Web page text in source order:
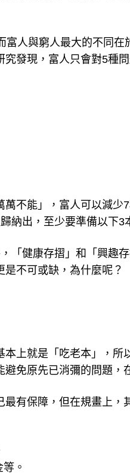
富人與窮人最大的不同
發現，富人只會對5種
不能」，富人可以減少
納出，至少要準備以下3
「健康存摺」和「興趣
不可或缺，為什麼呢？
上就是「吃老本」，
免原先已消彌的問題，
有保障，但在規畫上，
。